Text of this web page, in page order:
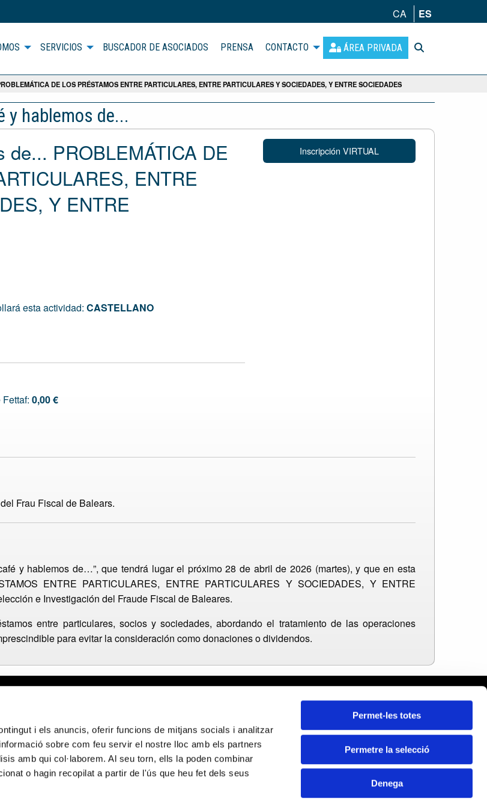
i els anuncis, oferir funcions de mitjans socials i analitzar
sobre com feu servir el nostre lloc amb els partners
amb qui col·laborem. Al seu torn, ells la poden combinar
o hagin recopilat a partir de l'ús que heu fet dels seus
Permet-les totes
Permetre la selecció
Denega
CA ES
SERVICIOS BUSCADOR DE ASOCIADOS PRENSA CONTACTO ÁREA PRIVADA
DE LOS PRÉSTAMOS ENTRE PARTICULARES, ENTRE PARTICULARES Y SOCIEDADES, Y ENTRE SOCIEDADES
y hablemos de...
PROBLEMÁTICA DE
ENTRE
Y ENTRE
esta actividad: CASTELLANO
0,00 €
Inscripción VIRTUAL
Frau Fiscal de Balears.
y hablemos de…”, que tendrá lugar el próximo 28 de abril de 2026 (martes), y que en esta
ENTRE PARTICULARES, ENTRE PARTICULARES Y SOCIEDADES, Y ENTRE
e Investigación del Fraude Fiscal de Baleares.
entre particulares, socios y sociedades, abordando el tratamiento de las operaciones
para evitar la consideración como donaciones o dividendos.
Delegación Lleida
Delegación Girona
Delegación Tarragona
FONDOS NEXT GENERATION (EU) DEL MECANISMO DE RECUPERACIÓN Y RESILENCIA